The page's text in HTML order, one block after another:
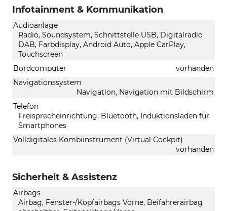
Infotainment & Kommunikation
Audioanlage
Radio, Soundsystem, Schnittstelle USB, Digitalradio
DAB, Farbdisplay, Android Auto, Apple CarPlay,
Touchscreen
Bordcomputer
vorhanden
Navigationssystem
Navigation, Navigation mit Bildschirm
Telefon
Freisprecheinrichtung, Bluetooth, Induktionsladen für
Smartphones
Volldigitales Kombiinstrument (Virtual Cockpit)
vorhanden
Sicherheit & Assistenz
Airbags
Airbag, Fenster-/Kopfairbags Vorne, Beifahrerairbag